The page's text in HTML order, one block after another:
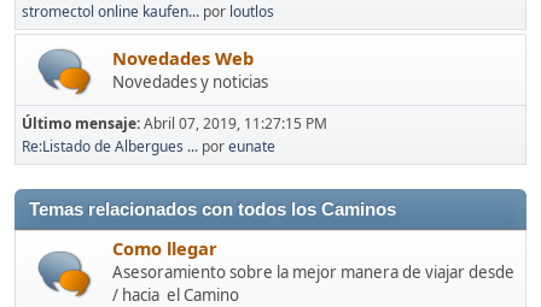
stromectol online kaufen... por loutlos
Novedades Web
Novedades y noticias
Último mensaje:Abril 07, 2019, 11:27:15 PM
Re:Listado de Albergues ... poreunate
Temas relacionados con todos los Caminos
Como llegar
Asesoramiento sobre la mejor manera de viajar desde
/ hacia el Camino